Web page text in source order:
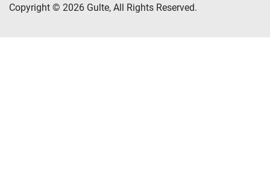
Copyright © 2026 Gulte, All Rights Reserved.